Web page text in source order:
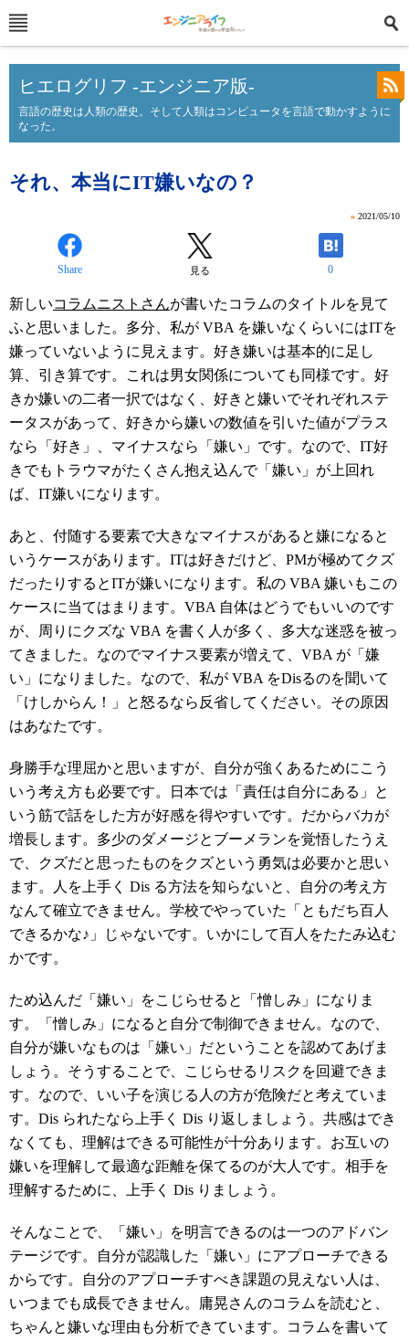
ヒエログリフ -エンジニア版-
言語の歴史は人類の歴史。そして人類はコンピュータを言語で動かすように
なった。
それ、本当にIT嫌いなの？
» 2021/05/10
Share 見る 0
新しいコラムニストさんが書いたコラムのタイトルを見て
ふと思いました。多分、私が VBA を嫌いなくらいにはITを
嫌っていないように見えます。好き嫌いは基本的に足し
算、引き算です。これは男女関係についても同様です。好
きか嫌いの二者一択ではなく、好きと嫌いでそれぞれステ
ータスがあって、好きから嫌いの数値を引いた値がプラス
なら「好き」、マイナスなら「嫌い」です。なので、IT好
きでもトラウマがたくさん抱え込んで「嫌い」が上回れ
ば、IT嫌いになります。
あと、付随する要素で大きなマイナスがあると嫌になると
いうケースがあります。ITは好きだけど、PMが極めてクズ
だったりするとITが嫌いになります。私の VBA 嫌いもこの
ケースに当てはまります。VBA 自体はどうでもいいのです
が、周りにクズな VBA を書く人が多く、多大な迷惑を被っ
てきました。なのでマイナス要素が増えて、VBA が「嫌
い」になりました。なので、私が VBA をDisるのを聞いて
「けしからん！」と怒るなら反省してください。その原因
はあなたです。
身勝手な理屈かと思いますが、自分が強くあるためにこう
いう考え方も必要です。日本では「責任は自分にある」と
いう筋で話をした方が好感を得やすいです。だからバカが
増長します。多少のダメージとブーメランを覚悟したうえ
で、クズだと思ったものをクズという勇気は必要かと思い
ます。人を上手く Dis る方法を知らないと、自分の考え方
なんて確立できません。学校でやっていた「ともだち百人
できるかな♪」じゃないです。いかにして百人をたたみ込む
かです。
ため込んだ「嫌い」をこじらせると「憎しみ」になりま
す。「憎しみ」になると自分で制御できません。なので、
自分が嫌いなものは「嫌い」だということを認めてあげま
しょう。そうすることで、こじらせるリスクを回避できま
す。なので、いい子を演じる人の方が危険だと考えていま
す。Dis られたなら上手く Dis り返しましょう。共感はでき
なくても、理解はできる可能性が十分あります。お互いの
嫌いを理解して最適な距離を保てるのが大人です。相手を
理解するために、上手く Dis りましょう。
そんなことで、「嫌い」を明言できるのは一つのアドバン
テージです。自分が認識した「嫌い」にアプローチできる
からです。自分のアプローチすべき課題の見えない人は、
いつまでも成長できません。庸晃さんのコラムを読むと、
ちゃんと嫌いな理由も分析できています。コラムを書いて